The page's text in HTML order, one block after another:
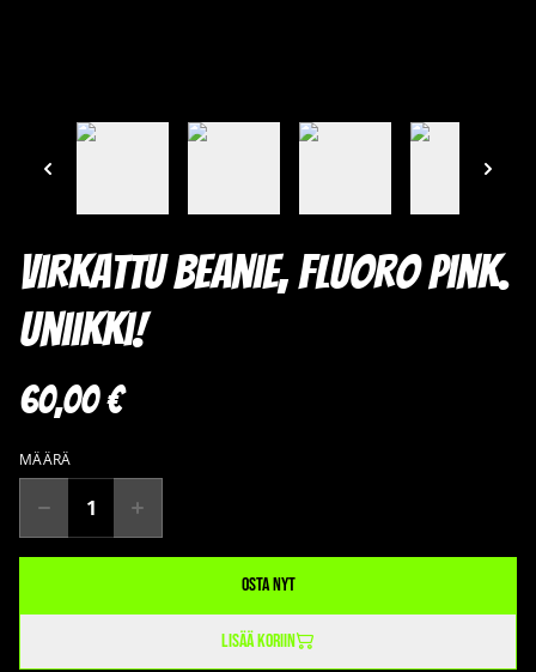
Virkattu Beanie, Fluoro Pink.
Uniikki!
60,00 €
MÄÄRÄ
Osta nyt
Lisää koriin